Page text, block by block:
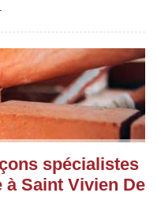
spécialistes
Saint Vivien De